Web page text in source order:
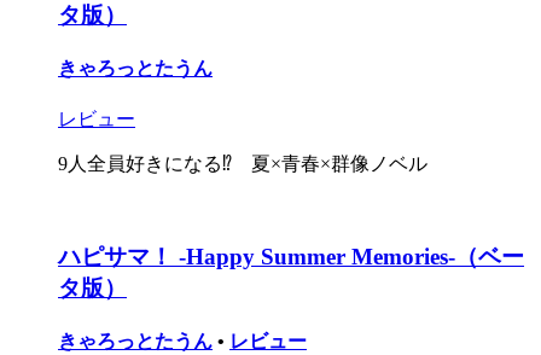
タ版）
きゃろっとたうん
レビュー
9人全員好きになる⁉︎ 夏×青春×群像ノベル
ハピサマ！ -Happy Summer Memories-（ベー
タ版）
きゃろっとたうん • レビュー